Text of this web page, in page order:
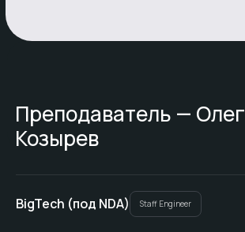
Преподаватель — Олег
Козырев
BigTech (под NDA) Staff Engineer